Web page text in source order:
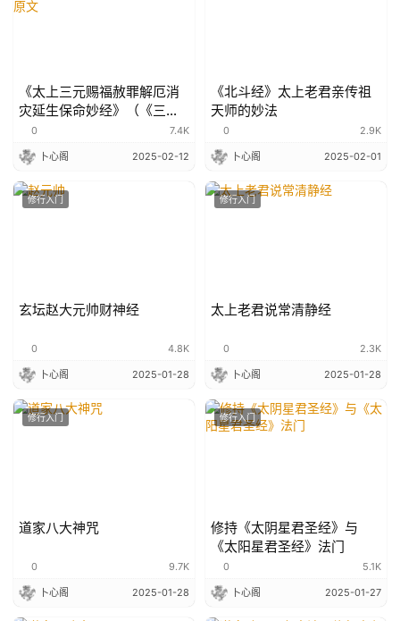
《太上三元赐福赦罪解厄消
灾延生保命妙经》（《三官
经》）原文
0 7.4K
卜心阁 2025-02-12
《北斗经》太上老君亲传祖
天师的妙法
0 2.9K
卜心阁 2025-02-01
修行入门
玄坛赵大元帅财神经
0 4.8K
卜心阁 2025-01-28
修行入门
太上老君说常清静经
0 2.3K
卜心阁 2025-01-28
修行入门
道家八大神咒
0 9.7K
卜心阁 2025-01-28
修行入门
修持《太阴星君圣经》与
《太阳星君圣经》法门
0 5.1K
卜心阁 2025-01-27